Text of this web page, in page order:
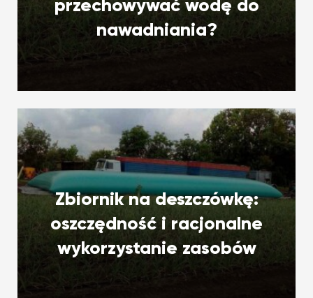
przechowywać wodę do
nawadniania?
Zbiornik na deszczówkę:
oszczędność i racjonalne
wykorzystanie zasobów